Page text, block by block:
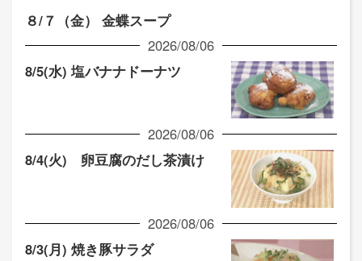
８/７（金） 金蝶スープ
2026/08/06
8/5(水) 塩バナナドーナツ
2026/08/06
8/4(火) 卵豆腐のだし茶漬け
2026/08/06
8/3(月) 焼き豚サラダ